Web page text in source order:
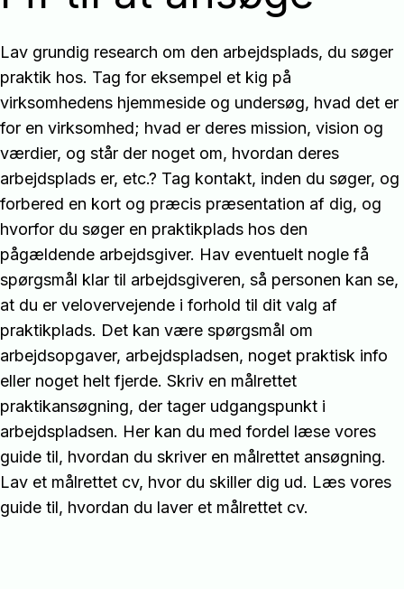
Lav grundig research om den arbejdsplads, du søger
praktik hos. Tag for eksempel et kig på
virksomhedens hjemmeside og undersøg, hvad det er
for en virksomhed; hvad er deres mission, vision og
værdier, og står der noget om, hvordan deres
arbejdsplads er, etc.? Tag kontakt, inden du søger, og
forbered en kort og præcis præsentation af dig, og
hvorfor du søger en praktikplads hos den
pågældende arbejdsgiver. Hav eventuelt nogle få
spørgsmål klar til arbejdsgiveren, så personen kan se,
at du er velovervejende i forhold til dit valg af
praktikplads. Det kan være spørgsmål om
arbejdsopgaver, arbejdspladsen, noget praktisk info
eller noget helt fjerde. Skriv en målrettet
praktikansøgning, der tager udgangspunkt i
arbejdspladsen. Her kan du med fordel læse vores
guide til, hvordan du skriver en målrettet ansøgning.
Lav et målrettet cv, hvor du skiller dig ud. Læs vores
guide til, hvordan du laver et målrettet cv.